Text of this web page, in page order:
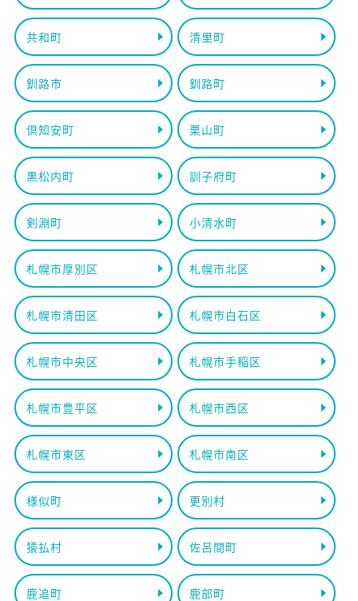
共和町 清里町
釧路市 釧路町
倶知安町 栗山町
黒松内町 訓子府町
剣淵町 小清水町
札幌市厚別区 札幌市北区
札幌市清田区 札幌市白石区
札幌市中央区 札幌市手稲区
札幌市豊平区 札幌市西区
札幌市東区 札幌市南区
様似町 更別村
猿払村 佐呂間町
鹿追町 鹿部町